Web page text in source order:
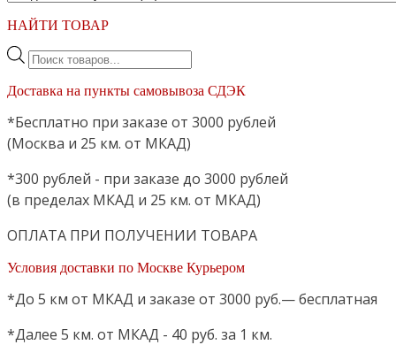
НАЙТИ ТОВАР
Поиск
Доставка на пункты самовывоза СДЭК
*Бесплатно при заказе от 3000 рублей
(Москва и 25 км. от МКАД)
*300 рублей - при заказе до 3000 рублей
(в пределах МКАД и 25 км. от МКАД)
ОПЛАТА ПРИ ПОЛУЧЕНИИ ТОВАРА
Условия доставки по Москве Курьером
*До 5 км от МКАД и заказе от 3000 руб.— бесплатная
*Далее 5 км. от МКАД - 40 руб. за 1 км.